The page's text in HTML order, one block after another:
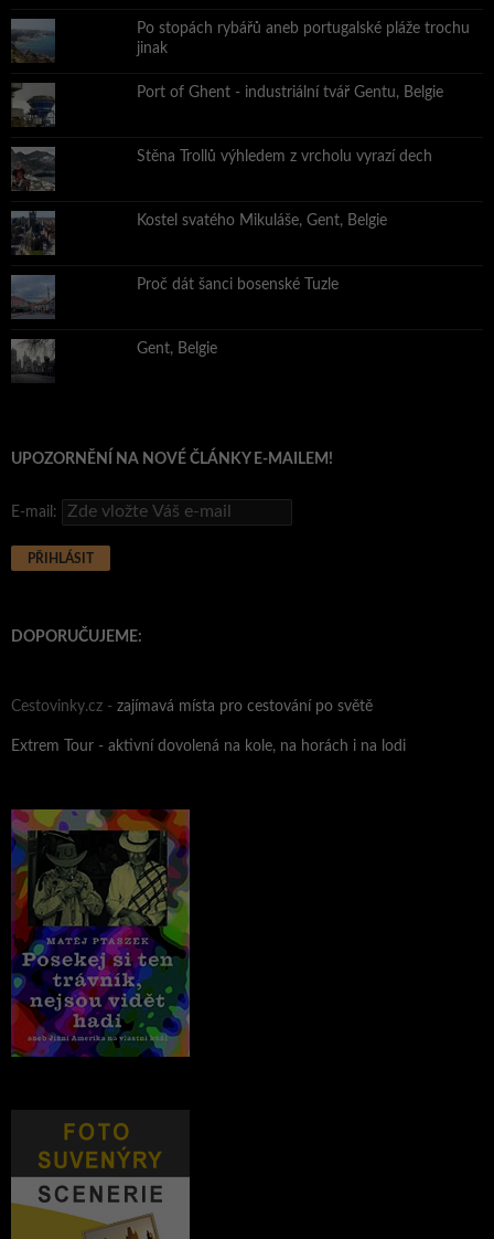
Po stopách rybářů aneb portugalské pláže trochu
jinak
Port of Ghent - industriální tvář Gentu, Belgie
Stěna Trollů výhledem z vrcholu vyrazí dech
Kostel svatého Mikuláše, Gent, Belgie
Proč dát šanci bosenské Tuzle
Gent, Belgie
UPOZORNĚNÍ NA NOVÉ ČLÁNKY E-MAILEM!
E-mail:
DOPORUČUJEME:
Cestovinky.cz - zajímavá místa pro cestování po světě
Extrem Tour - aktivní dovolená na kole, na horách i na lodi